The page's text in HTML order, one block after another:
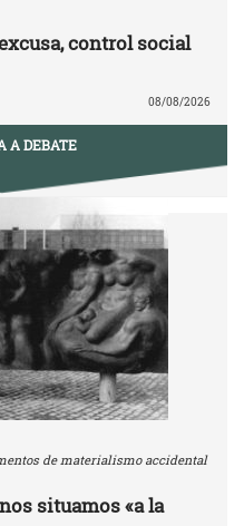
control social
08/08/2026
A DEBATE
de materialismo accidental
situamos «a la